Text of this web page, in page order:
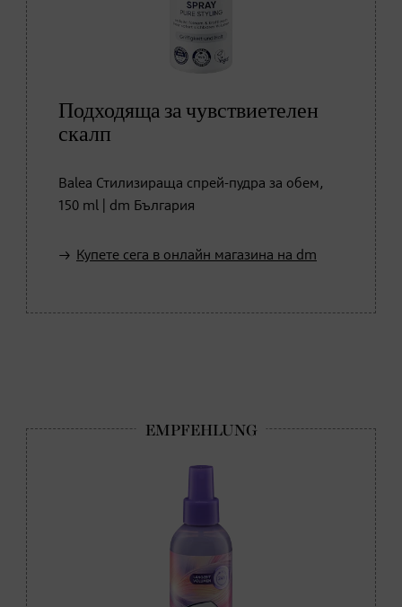
Подходяща за чувствиетелен
скалп
Balea Стилизираща спрей-пудра за обем,
150 ml | dm България
Купете сега в онлайн магазина на dm